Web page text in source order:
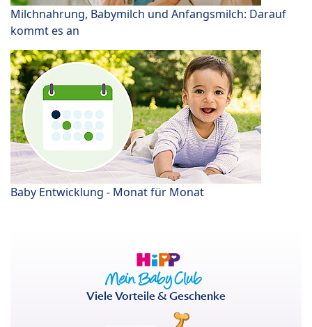
Milchnahrung, Babymilch und Anfangsmilch: Darauf
kommt es an
Baby Entwicklung - Monat für Monat
Viele Vorteile & Geschenke